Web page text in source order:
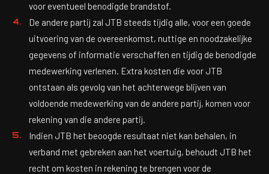
voor eventueel benodigde brandstof.
De andere partij zal JTB steeds tijdig alle, voor een goede
uitvoering van de overeenkomst, nuttige en noodzakelijke
gegevens of informatie verschaffen en tijdig de benodigde
medewerking verlenen. Extra kosten die voor JTB
ontstaan als gevolg van het achterwege blijven van
voldoende medewerking van de andere partij, komen voor
rekening van die andere partij.
Indien JTB het beoogde resultaat niet kan behalen, in
verband met gebreken aan het voertuig, behoudt JTB het
recht om kosten in rekening te brengen voor de